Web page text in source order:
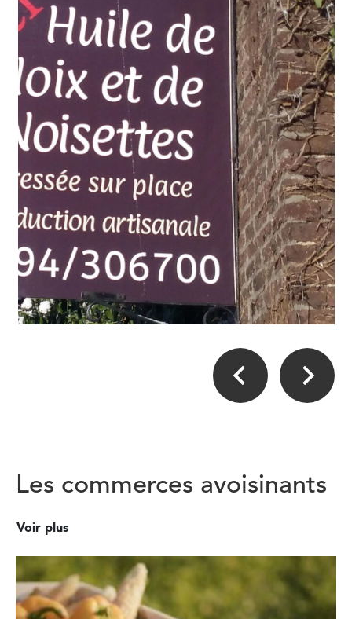
Les commerces avoisinants
Voir plus